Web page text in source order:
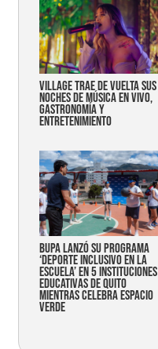
Village trae de vuelta sus
noches de música en vivo,
gastronomía y
entretenimiento
Bupa lanzó su programa
‘Deporte Inclusivo en la
Escuela’ en 5 instituciones
educativas de Quito
mientras celebra espacio
verde